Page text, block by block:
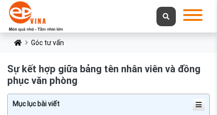
Góc tư vấn
Sự kết hợp giữa bảng tên nhân viên và đồng
phục văn phòng
Mục lục bài viết